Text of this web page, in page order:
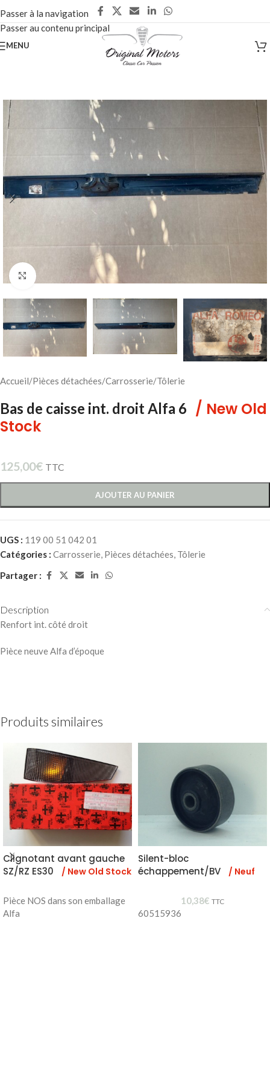
Passer à la navigation
Passer au contenu principal
MENU
Cliquez pour agrandir
Accueil/Pièces détachées/Carrosserie/Tôlerie
Bas de caisse int. droit Alfa 6 / New Old
Stock
125,00€ TTC
AJOUTER AU PANIER
UGS : 119 00 51 042 01
Catégories : Carrosserie, Pièces détachées, Tôlerie
Partager :
Description
Renfort int. côté droit
Pièce neuve Alfa d’époque
Produits similaires
Clignotant avant gauche
SZ/RZ ES30
/ New Old Stock
Pièce NOS dans son emballage
Alfa
Silent-bloc
échappement/BV
/ Neuf
10,38€ TTC
60515936